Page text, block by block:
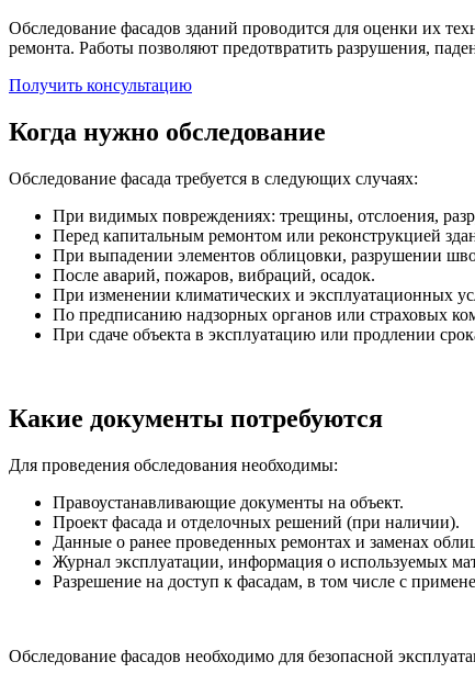
Обследование фасадов зданий проводится для оценки их
ремонта. Работы позволяют предотвратить разрушения,
Получить консультацию
Когда нужно обследование
Обследование фасада требуется в следующих случаях:
При видимых повреждениях: трещины, отслоения,
Перед капитальным ремонтом или реконструкцией
При выпадении элементов облицовки, разрушении
После аварий, пожаров, вибраций, осадок.
При изменении климатических и эксплуатационных
По предписанию надзорных органов или страховых
При сдаче объекта в эксплуатацию или продлении
Какие документы потребуются
Для проведения обследования необходимы:
Правоустанавливающие документы на объект.
Проект фасада и отделочных решений (при наличии).
Данные о ранее проведенных ремонтах и заменах
Журнал эксплуатации, информация о используемых
Разрешение на доступ к фасадам, в том числе с
Обследование фасадов необходимо для безопасной